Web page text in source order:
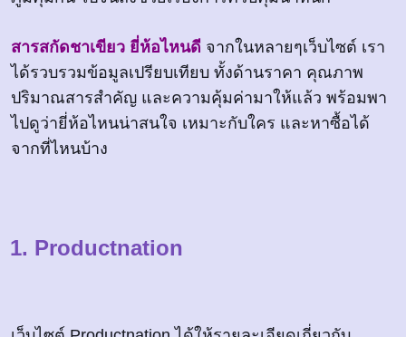
สารสกัดชาเขียว ยี่ห้อไหนดี จากในหลายๆเว็บไซต์ เรา
ได้รวบรวมข้อมูลเปรียบเทียบ ทั้งด้านราคา คุณภาพ
ปริมาณสารสำคัญ และความคุ้มค่ามาให้แล้ว พร้อมพา
ไปดูว่ายี่ห้อไหนน่าสนใจ เหมาะกับใคร และหาซื้อได้
จากที่ไหนบ้าง
1. Productnation